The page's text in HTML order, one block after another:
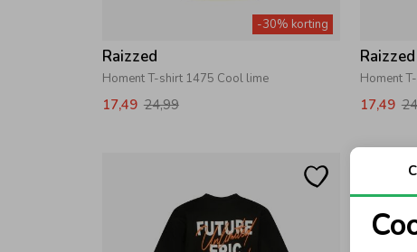
-30% korting
Raizzed
Homent T-shirt 1475 Cool lime
17,49 24,99
Raizzed
Homent
17,49